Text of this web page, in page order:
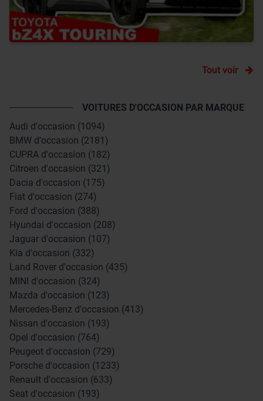
Tout voir
VOITURES D'OCCASION PAR MARQUE
Audi d'occasion (1094)
BMW d'occasion (2181)
CUPRA d'occasion (182)
Citroen d'occasion (321)
Dacia d'occasion (175)
Fiat d'occasion (274)
Ford d'occasion (388)
Hyundai d'occasion (208)
Jaguar d'occasion (107)
Kia d'occasion (332)
Land Rover d'occasion (435)
MINI d'occasion (324)
Mazda d'occasion (123)
Mercedes-Benz d'occasion (413)
Nissan d'occasion (193)
Opel d'occasion (764)
Peugeot d'occasion (729)
Porsche d'occasion (1233)
Renault d'occasion (633)
Seat d'occasion (193)